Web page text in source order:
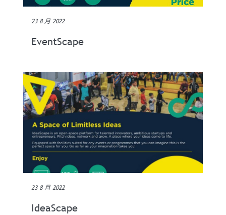
23 8 月 2022
EventScape
23 8 月 2022
IdeaScape